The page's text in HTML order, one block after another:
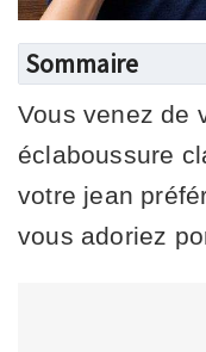
Sommaire
Vous venez de
éclaboussure
votre jean
vous adoriez